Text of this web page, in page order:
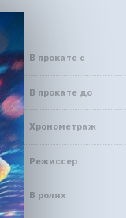
В прокате с
В прокате до
Хронометраж
Режиссер
В ролях